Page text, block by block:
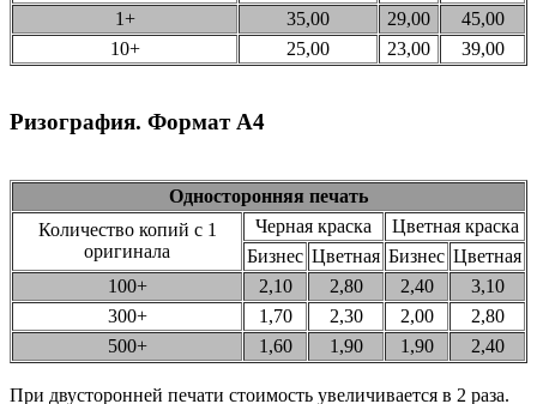
1+
35,00 29,00
45,00
10+
25,00 23,00 39,00
Ризография. Формат А4
Односторонняя печать
Количество копий с 1
оригинала
Черная краска
Цветная краска
Бизнес Цветная Бизнес Цветная
100+
2,10 2,80 2,40
3,10
300+
1,70 2,30 2,00
2,80
500+
1,60 1,90 1,90 2,40
При двусторонней печати стоимость увеличивается в 2 раза.